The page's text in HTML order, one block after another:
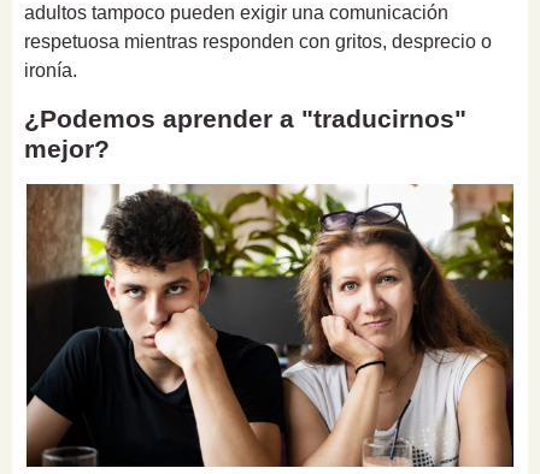
adultos tampoco pueden exigir una comunicación
respetuosa mientras responden con gritos, desprecio o
ironía.
¿Podemos aprender a "traducirnos"
mejor?